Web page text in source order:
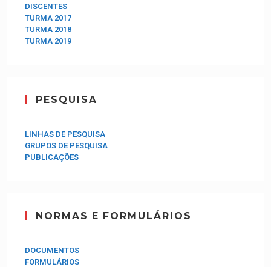
DISCENTES
TURMA 2017
TURMA 2018
TURMA 2019
PESQUISA
LINHAS DE PESQUISA
GRUPOS DE PESQUISA
PUBLICAÇÕES
NORMAS E FORMULÁRIOS
DOCUMENTOS
FORMULÁRIOS